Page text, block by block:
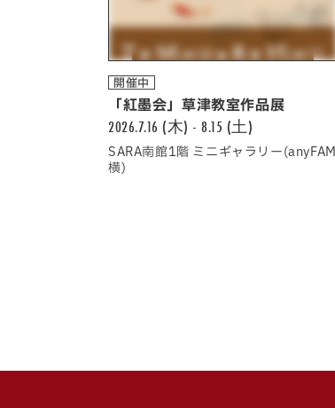
開催中
「紅墨会」草津教室作品展
2026.7.16 (木) - 8.15 (土)
SARA南館1階 ミニギャラリー(anyFAM
横)